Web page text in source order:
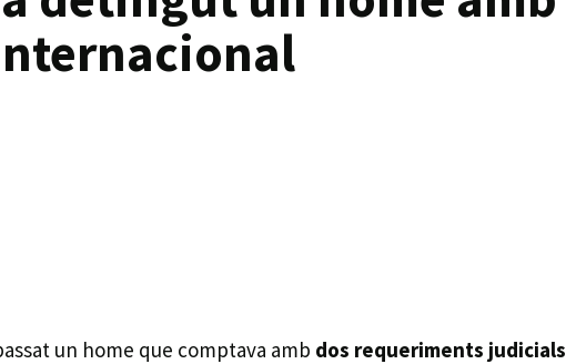
un home que comptava amb dos requeriments